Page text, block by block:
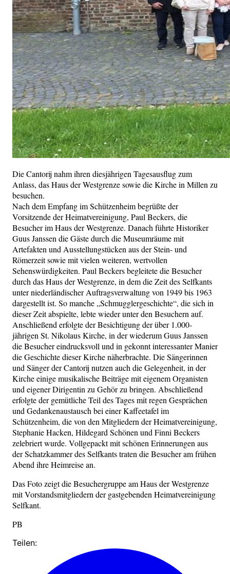
Die Cantorij nahm ihren diesjährigen Tagesausflug zum
Anlass, das Haus der Westgrenze sowie die Kirche in Millen zu
besuchen.
Nach dem Empfang im Schützenheim begrüßte der
Vorsitzende der Heimatvereinigung, Paul Beckers, die
Besucher im Haus der Westgrenze. Danach führte Historiker
Guus Janssen die Gäste durch die Museumräume mit
Artefakten und Ausstellungstücken aus der Stein- und
Römerzeit sowie mit vielen weiteren, wertvollen
Sehenswürdigkeiten. Paul Beckers begleitete die Besucher
durch das Haus der Westgrenze, in dem die Zeit des Selfkants
unter niederländischer Auftragsverwaltung von 1949 bis 1963
dargestellt ist. So manche „Schmugglergeschichte“, die sich in
dieser Zeit abspielte, lebte wieder unter den Besuchern auf.
Anschließend erfolgte der Besichtigung der über 1.000-
jährigen St. Nikolaus Kirche, in der wiederum Guus Janssen
die Besucher eindrucksvoll und in gekonnt interessanter Manier
die Geschichte dieser Kirche näherbrachte. Die Sängerinnen
und Sänger der Cantorij nutzen auch die Gelegenheit, in der
Kirche einige musikalische Beiträge mit eigenem Organisten
und eigener Dirigentin zu Gehör zu bringen. Abschließend
erfolgte der gemütliche Teil des Tages mit regen Gesprächen
und Gedankenaustausch bei einer Kaffeetafel im
Schützenheim, die von den Mitgliedern der Heimatvereinigung,
Stephanie Hacken, Hildegard Schönen und Finni Beckers
zelebriert wurde. Vollgepackt mit schönen Erinnerungen aus
der Schatzkammer des Selfkants traten die Besucher am frühen
Abend ihre Heimreise an.
Das Foto zeigt die Besuchergruppe am Haus der Westgrenze
mit Vorstandsmitgliedern der gastgebenden Heimatvereinigung
Selfkant.
PB
Teilen: